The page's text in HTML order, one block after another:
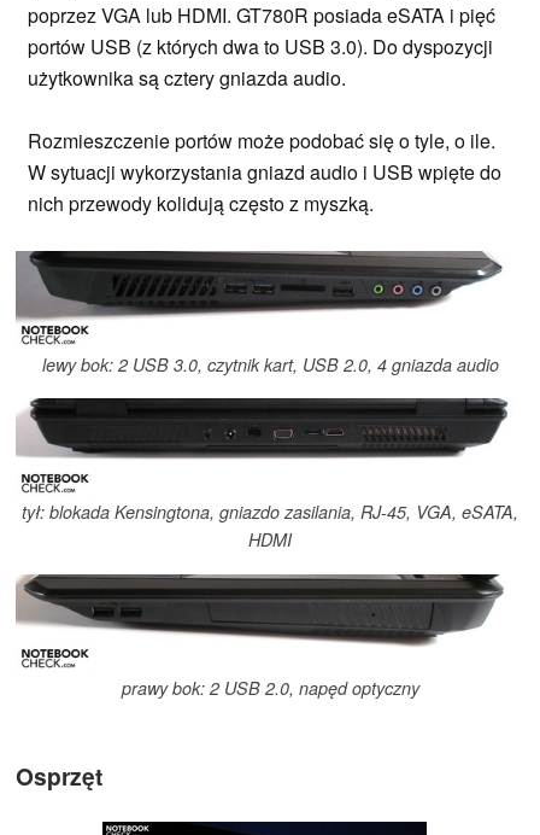
poprzez VGA lub HDMI. GT780R posiada eSATA i pięć
portów USB (z których dwa to USB 3.0). Do dyspozycji
użytkownika są cztery gniazda audio.
Rozmieszczenie portów może podobać się o tyle, o ile.
W sytuacji wykorzystania gniazd audio i USB wpięte do
nich przewody kolidują często z myszką.
lewy bok: 2 USB 3.0, czytnik kart, USB 2.0, 4 gniazda audio
tył: blokada Kensingtona, gniazdo zasilania, RJ-45, VGA, eSATA,
HDMI
prawy bok: 2 USB 2.0, napęd optyczny
Osprzęt